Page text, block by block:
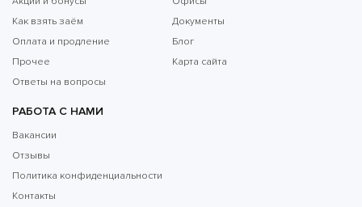
Как взять заём
Оплата и продление
Прочее
Ответы на вопросы
Документы
Блог
Карта сайта
РАБОТА С НАМИ
Вакансии
Отзывы
Политика конфиденциальности
Контакты